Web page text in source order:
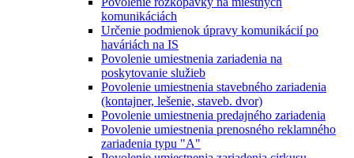
komunikáciách
Určenie podmienok úpravy komunikácií po
haváriách na IS
Povolenie umiestnenia zariadenia na
poskytovanie služieb
Povolenie umiestnenia stavebného zariadenia
(kontajner, lešenie, staveb. dvor)
Povolenie umiestnenia predajného zariadenia
Povolenie umiestnenia prenosného reklamného
zariadenia typu "A"